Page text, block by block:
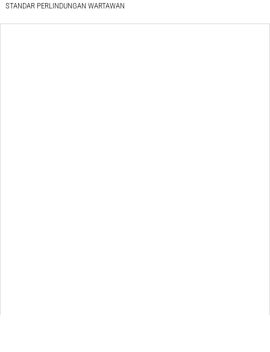
STANDAR PERLINDUNGAN WARTAWAN